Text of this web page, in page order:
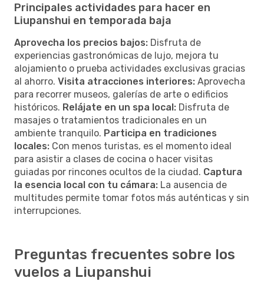
Principales actividades para hacer en
Liupanshui en temporada baja
Aprovecha los precios bajos: Disfruta de
experiencias gastronómicas de lujo, mejora tu
alojamiento o prueba actividades exclusivas gracias
al ahorro. Visita atracciones interiores: Aprovecha
para recorrer museos, galerías de arte o edificios
históricos. Relájate en un spa local: Disfruta de
masajes o tratamientos tradicionales en un
ambiente tranquilo. Participa en tradiciones
locales: Con menos turistas, es el momento ideal
para asistir a clases de cocina o hacer visitas
guiadas por rincones ocultos de la ciudad. Captura
la esencia local con tu cámara: La ausencia de
multitudes permite tomar fotos más auténticas y sin
interrupciones.
Preguntas frecuentes sobre los
vuelos a Liupanshui